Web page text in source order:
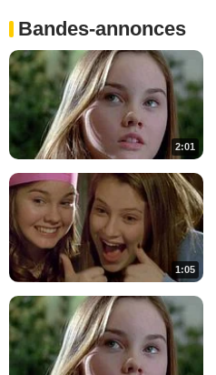
Bandes-annonces
2:01
1:05